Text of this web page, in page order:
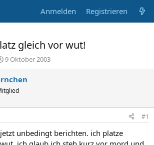
Anmelden Registrieren
gleich vor wut!
E
r
s
e
t
a
9 Oktober 2003
#1
unbedingt berichten. ich platze